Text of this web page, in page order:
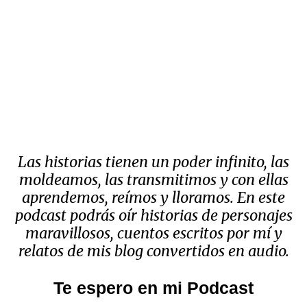
Las historias tienen un poder infinito, las
moldeamos, las transmitimos y con ellas
aprendemos, reímos y lloramos. En este
podcast podrás oír historias de personajes
maravillosos, cuentos escritos por mí y
relatos de mis blog convertidos en audio.
Te espero en mi Podcast